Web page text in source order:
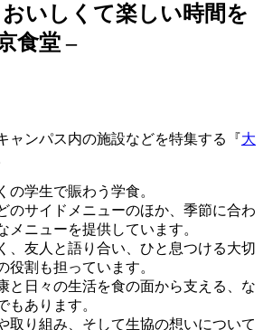
いしくて楽しい時間を
食堂 –
ャンパス内の施設などを特集する『大
の学生で賑わう学食。
のサイドメニューのほか、季節に合わ
メニューを提供しています。
、友人と語り合い、ひと息つける大切
役割も担っています。
と日々の生活を食の面から支える、な
もあります。
取り組み、そして生協の想いについて